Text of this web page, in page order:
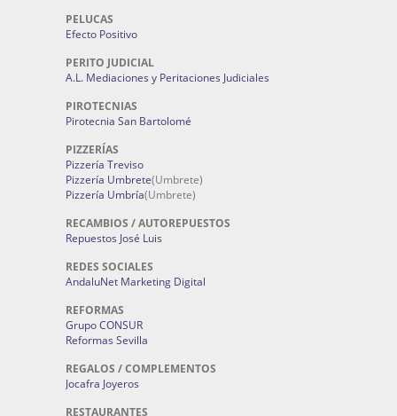
PELUCAS
Efecto Positivo
PERITO JUDICIAL
A.L. Mediaciones y Peritaciones Judiciales
PIROTECNIAS
Pirotecnia San Bartolomé
PIZZERÍAS
Pizzería Treviso
Pizzería Umbrete(Umbrete)
Pizzería Umbría(Umbrete)
RECAMBIOS / AUTOREPUESTOS
Repuestos José Luis
REDES SOCIALES
AndaluNet Marketing Digital
REFORMAS
Grupo CONSUR
Reformas Sevilla
REGALOS / COMPLEMENTOS
Jocafra Joyeros
RESTAURANTES